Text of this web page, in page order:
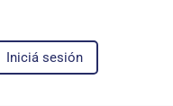
Iniciá sesión